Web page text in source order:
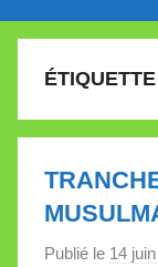
Publié le 14